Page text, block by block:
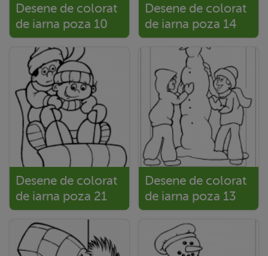
Desene de colorat
de iarna poza 10
Desene de colorat
de iarna poza 14
Desene de colorat
de iarna poza 21
Desene de colorat
de iarna poza 13